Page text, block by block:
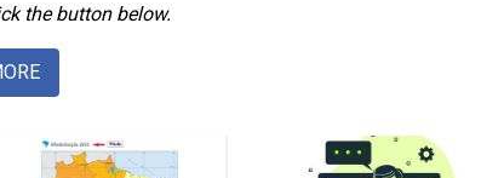
the button below.